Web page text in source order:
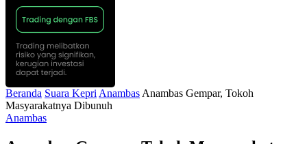
Beranda Suara Kepri Anambas Anambas Gempar, Tokoh
Masyarakatnya Dibunuh
Anambas